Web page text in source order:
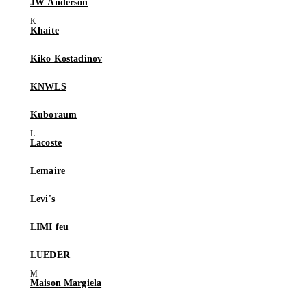
JW Anderson
Khaite
Kiko Kostadinov
KNWLS
Kuboraum
Lacoste
Lemaire
Levi's
LIMI feu
LUEDER
Maison Margiela